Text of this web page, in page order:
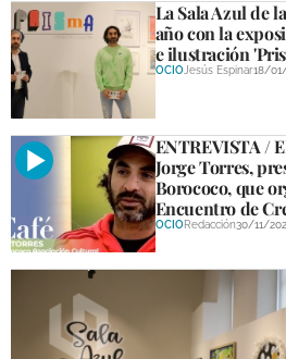
La Sala Azul de
año con la
e ilustración
OCIO Jesús Espinar18/
ENTREVISTA /
Jorge Torres,
Borococo, que
Encuentro de
OCIORedacción30/11/